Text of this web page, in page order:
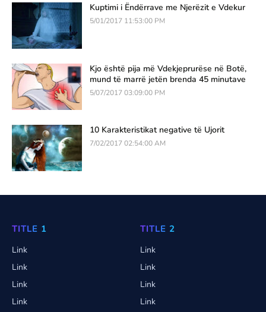
Kuptimi i Ëndërrave me Njerëzit e Vdekur
5/01/2017 11:53:00 PM
Kjo është pija më Vdekjeprurëse në Botë,
mund të marrë jetën brenda 45 minutave
5/07/2017 03:09:00 PM
10 Karakteristikat negative të Ujorit
7/02/2017 02:54:00 AM
TITLE 1
Link
Link
Link
Link
TITLE 2
Link
Link
Link
Link